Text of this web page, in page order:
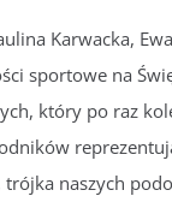
Karwacka,
sportowe na
który po raz
naszych